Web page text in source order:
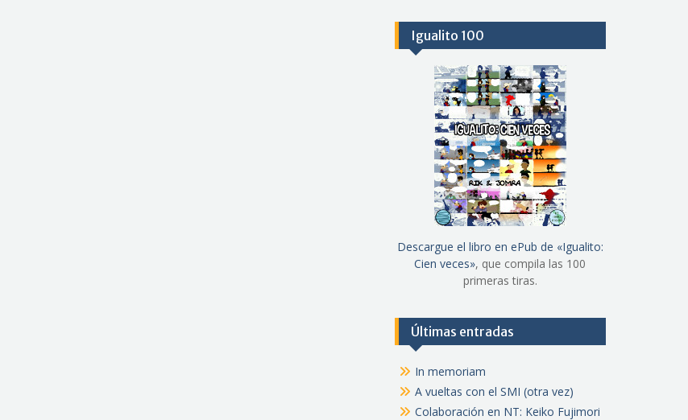
Igualito 100
Descargue el libro en ePub de «Igualito:
Cien veces», que compila las 100
primeras tiras.
Últimas entradas
In memoriam
A vueltas con el SMI (otra vez)
Colaboración en NT: Keiko Fujimori